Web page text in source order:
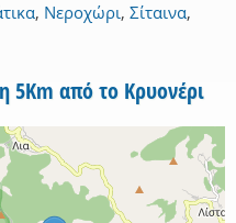
, Νεροχώρι, Σίταινα,
5Km από το Κρυονέρι